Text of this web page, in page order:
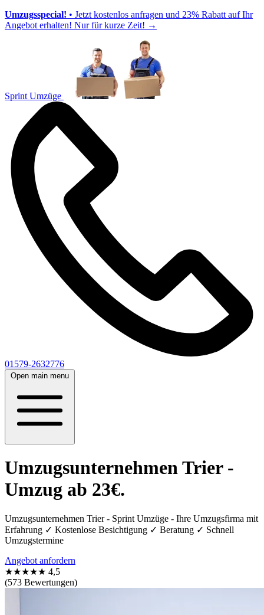
Umzugsspecial! • Jetzt kostenlos anfragen und 23% Rabatt auf Ihr
Angebot erhalten! Nur für kurze Zeit! →
Sprint Umzüge
01579-2632776
Open main menu
Umzugsunternehmen Trier -
Umzug ab 23€.
Umzugsunternehmen Trier - Sprint Umzüge - Ihre Umzugsfirma mit
Erfahrung ✓ Kostenlose Besichtigung ✓ Beratung ✓ Schnell
Umzugstermine
Angebot anfordern
★★★★★ 4,5
(573 Bewertungen)